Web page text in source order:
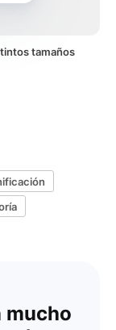
tamaños
mucho